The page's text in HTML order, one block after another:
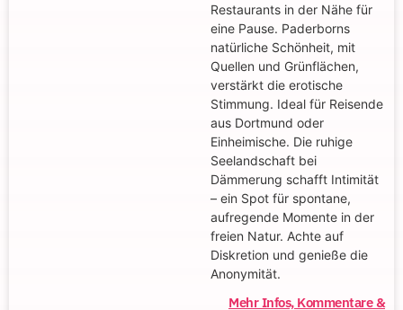
Restaurants in der Nähe für
eine Pause. Paderborns
natürliche Schönheit, mit
Quellen und Grünflächen,
verstärkt die erotische
Stimmung. Ideal für Reisende
aus Dortmund oder
Einheimische. Die ruhige
Seelandschaft bei
Dämmerung schafft Intimität
– ein Spot für spontane,
aufregende Momente in der
freien Natur. Achte auf
Diskretion und genieße die
Anonymität.
Mehr Infos, Kommentare &